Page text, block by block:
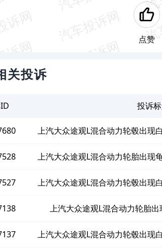
点赞
关投诉
投诉
上汽大众途观L混合动力轮毂出现
为由不
上汽大众途观L混合动力轮胎出现
消费
上汽大众途观L混合动力轮毂出现
为由不
上汽大众途观L混合动力轮胎
上汽大众途观L混合动力轮毂出现